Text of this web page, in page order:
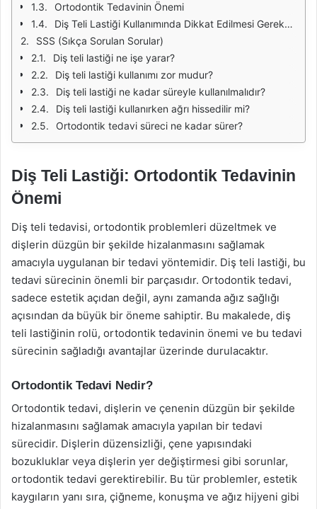
Ortodontik Tedavinin Önemi
Diş Teli Lastiği Kullanımında Dikkat Edilmesi Gerekenler
SSS (Sıkça Sorulan Sorular)
Diş teli lastiği ne işe yarar?
Diş teli lastiği kullanımı zor mudur?
Diş teli lastiği ne kadar süreyle kullanılmalıdır?
Diş teli lastiği kullanırken ağrı hissedilir mi?
Ortodontik tedavi süreci ne kadar sürer?
Diş Teli Lastiği: Ortodontik Tedavinin
Önemi
Diş teli tedavisi, ortodontik problemleri düzeltmek ve
dişlerin düzgün bir şekilde hizalanmasını sağlamak
amacıyla uygulanan bir tedavi yöntemidir. Diş teli lastiği, bu
tedavi sürecinin önemli bir parçasıdır. Ortodontik tedavi,
sadece estetik açıdan değil, aynı zamanda ağız sağlığı
açısından da büyük bir öneme sahiptir. Bu makalede, diş
teli lastiğinin rolü, ortodontik tedavinin önemi ve bu tedavi
sürecinin sağladığı avantajlar üzerinde durulacaktır.
Ortodontik Tedavi Nedir?
Ortodontik tedavi, dişlerin ve çenenin düzgün bir şekilde
hizalanmasını sağlamak amacıyla yapılan bir tedavi
sürecidir. Dişlerin düzensizliği, çene yapısındaki
bozukluklar veya dişlerin yer değiştirmesi gibi sorunlar,
ortodontik tedavi gerektirebilir. Bu tür problemler, estetik
kaygıların yanı sıra, çiğneme, konuşma ve ağız hijyeni gibi